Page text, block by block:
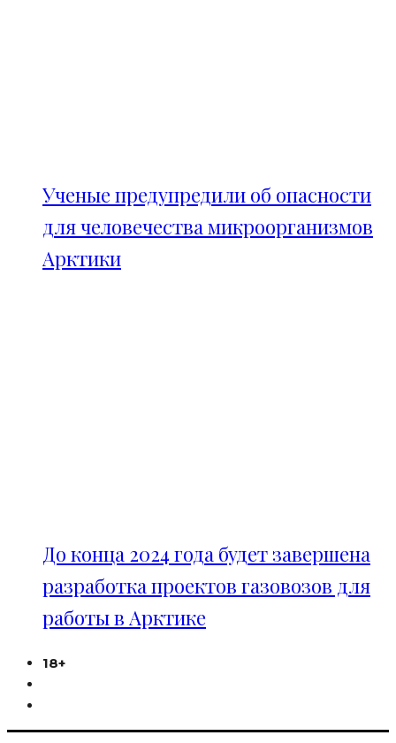
Ученые предупредили об опасности
для человечества микроорганизмов
Арктики
До конца 2024 года будет завершена
разработка проектов газовозов для
работы в Арктике
18+